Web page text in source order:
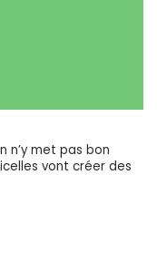
n’y met pas bon
vont créer des